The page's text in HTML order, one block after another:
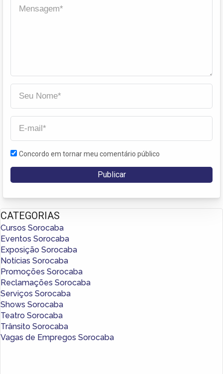
Concordo em tornar meu comentário público
CATEGORIAS
Cursos Sorocaba
Eventos Sorocaba
Exposição Sorocaba
Notícias Sorocaba
Promoções Sorocaba
Reclamações Sorocaba
Serviços Sorocaba
Shows Sorocaba
Teatro Sorocaba
Trânsito Sorocaba
Vagas de Empregos Sorocaba